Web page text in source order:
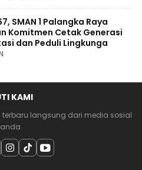
SMAN 1 Palangka Raya
Komitmen Cetak Generasi
dan Peduli Lingkunga
KAMI
langsung dari media sosial
anda